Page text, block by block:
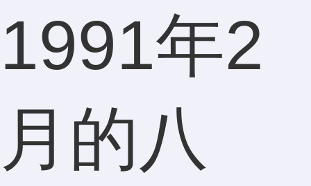
1991年2
月的八